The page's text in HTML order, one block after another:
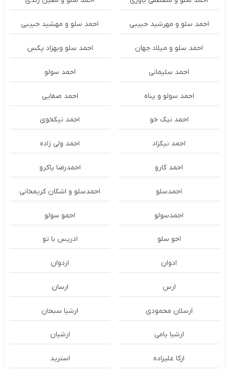
احمد سلو و مهرشید حبیبی احمد سلو و مهشید حبیبی
احمد سلو و میلاد جهان احمد سلو وبهزاد پکس
احمد سلیمانی احمد سولو
احمد سولو و پناه احمد صفایی
احمد نیک خو احمد نیکخوی
احمد نیکزاد احمد ولی زاده
احمد کارو احمدرضا پاکرو
احمدسلو احمدسلو و اشکان کریمخانی
احمدسولو احمو سولو
احو سلو ادریس با تو
ادوان اردوان
ارس ارسان
ارسلان محمودی ارشیا سبحان
ارشیا یامی ارشیان
ارکا علیزاده استرید